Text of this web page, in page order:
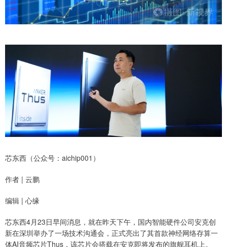
芯东西（公众号：aichip001）
作者 | 云鹏
编辑 | 心缘
芯东西4月23日早间消息，就在昨天下午，国内智能硬件公司安克创
新在深圳举办了一场技术沟通会，正式亮出了其首款神经网络存算一
体AI音频芯片Thus，该芯片会搭载在安克即将发布的旗舰耳机上。